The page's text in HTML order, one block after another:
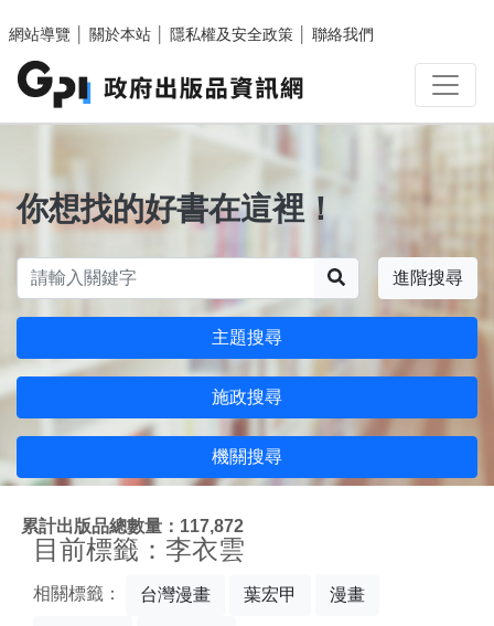
網站導覽
關於本站 隱私權及安全政策 聯絡我們
你想找的好書在這裡！
進階搜尋
主題搜尋
施政搜尋
機關搜尋
累計出版品總數量：117,872
目前標籤：李衣雲
相關標籤： 台灣漫畫 葉宏甲 漫畫